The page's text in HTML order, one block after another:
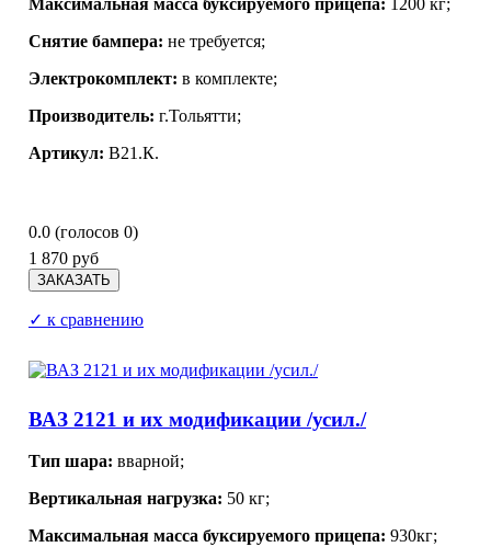
Максимальная масса буксируемого прицепа: 1200 кг;
Снятие бампера: не требуется;
Электрокомплект: в комплекте;
Производитель: г.Тольятти;
Артикул: В21.К.
0.0 (голосов 0)
1 870 руб
✓ к сравнению
ВАЗ 2121 и их модификации /усил./
Тип шара: вварной;
Вертикальная нагрузка: 50 кг;
Максимальная масса буксируемого прицепа: 930кг;